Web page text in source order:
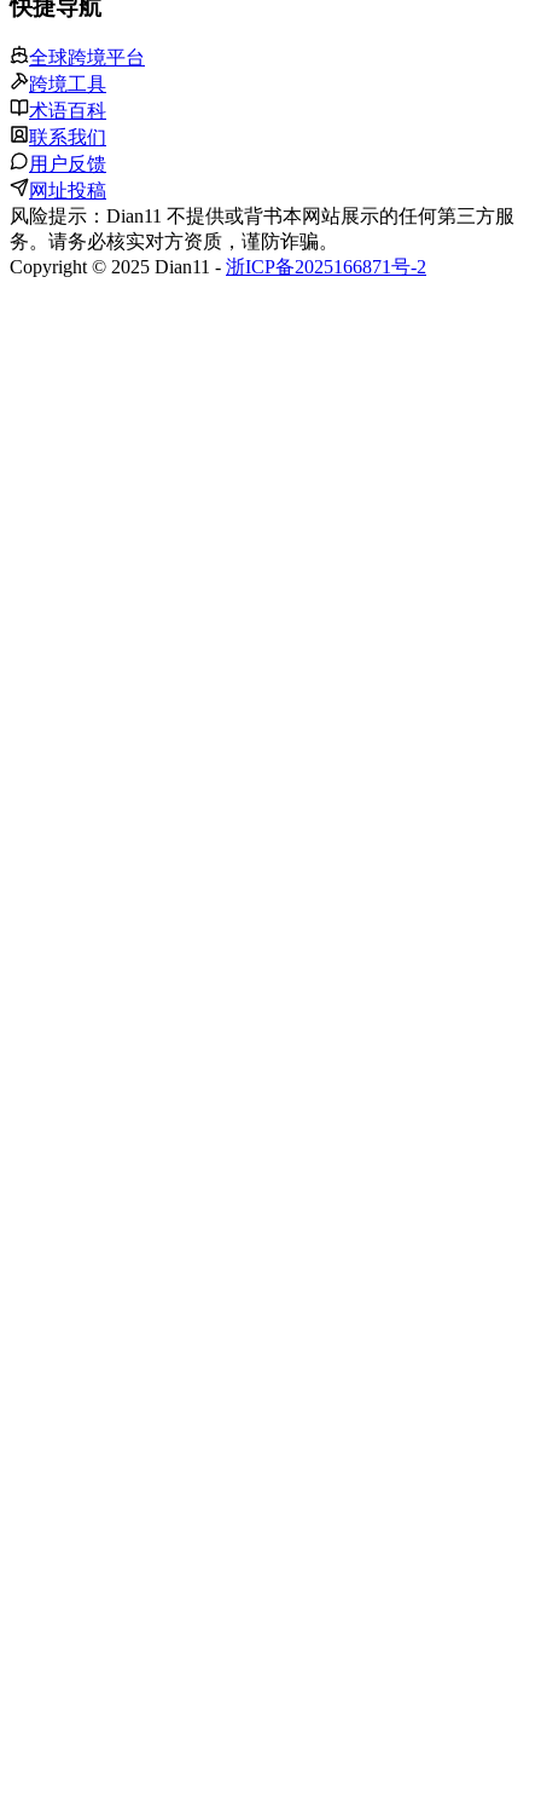
快捷导航
全球跨境平台
跨境工具
术语百科
联系我们
用户反馈
网址投稿
风险提示：Dian11 不提供或背书本网站展示的任何第三方服
务。请务必核实对方资质，谨防诈骗。
Copyright © 2025 Dian11 - 浙ICP备2025166871号-2